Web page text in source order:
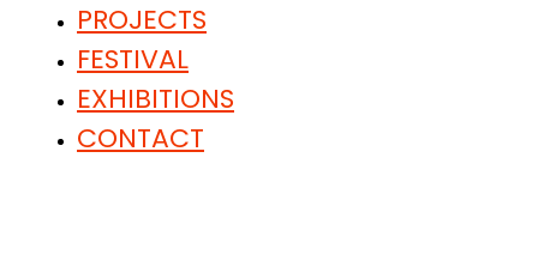
PROJECTS
FESTIVAL
EXHIBITIONS
CONTACT